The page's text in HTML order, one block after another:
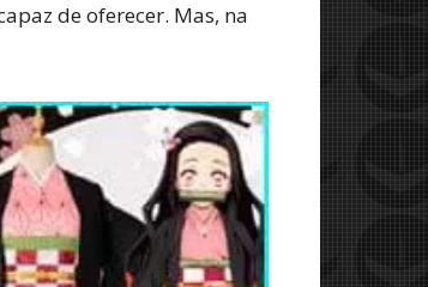
de oferecer. Mas, na